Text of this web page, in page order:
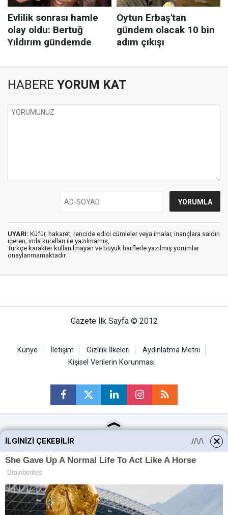
HABERE YORUM KAT
UYARI: Küfür, hakaret, rencide edici cümleler veya imalar, inançlara saldırı
içeren, imla kuralları ile yazılmamış,
Türkçe karakter kullanılmayan ve büyük harflerle yazılmış yorumlar
onaylanmamaktadır.
Gazete İlk Sayfa © 2012
Künye İletişim Gizlilik İlkeleri
Aydınlatma Metni
Kişisel Verilerin Korunması
Ankara Haberleri
Keçiören Haberleri
Altındağ Haberleri
Sincan Haberleri
Mamak Haberleri
İLGINIZI ÇEKEBILIR